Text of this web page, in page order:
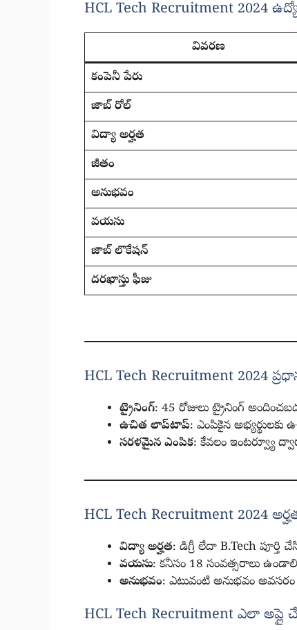
HCL Tech Recruitment 2024
వివరణ
కంపెనీ పేరు
జాబ్ రోల్
విద్యా అర్హత
జీతం
అనుభవం
వయసు
జాబ్ లొకేషన్
దరఖాస్తు ఫీజు
HCL Tech Recruitment 2024
ట్రైనింగ్: 45 రోజులు ట్రైనింగ్
ఉచిత లాప్‌టాప్: ఎంపికైన
సరళమైన ఎంపిక: కేవలం ఇంటర్వ్యూ
HCL Tech Recruitment 2024
విద్యా అర్హత: డిగ్రీ లేదా B.Tech పూర్తి
వయసు: కనీసం 18 సంవత్సరాలు
అనుభవం: ఎటువంటి అనుభవం అవసరం
HCL Tech Recruitment ఎలా